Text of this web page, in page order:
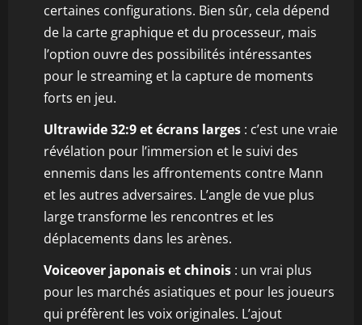
certaines configurations. Bien sûr, cela dépend
de la carte graphique et du processeur, mais
l’option ouvre des possibilités intéressantes
pour le streaming et la capture de moments
forts en jeu.
Ultrawide 32:9 et écrans larges : c’est une vraie
révélation pour l’immersion et le suivi des
ennemis dans les affrontements contre Mann
et les autres adversaires. L’angle de vue plus
large transforme les rencontres et les
déplacements dans les arènes.
Voiceover japonais et chinois : un vrai plus
pour les marchés asiatiques et pour les joueurs
qui préfèrent les voix originales. L’ajout